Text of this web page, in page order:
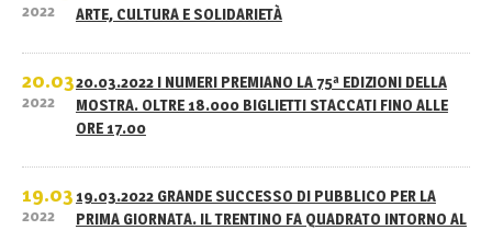
2022
ARTE, CULTURA E SOLIDARIETÀ
20.03
2022
20.03.2022 I NUMERI PREMIANO LA 75ª EDIZIONI DELLA
MOSTRA. OLTRE 18.000 BIGLIETTI STACCATI FINO ALLE
ORE 17.00
19.03
2022
19.03.2022 GRANDE SUCCESSO DI PUBBLICO PER LA
PRIMA GIORNATA. IL TRENTINO FA QUADRATO INTORNO AL